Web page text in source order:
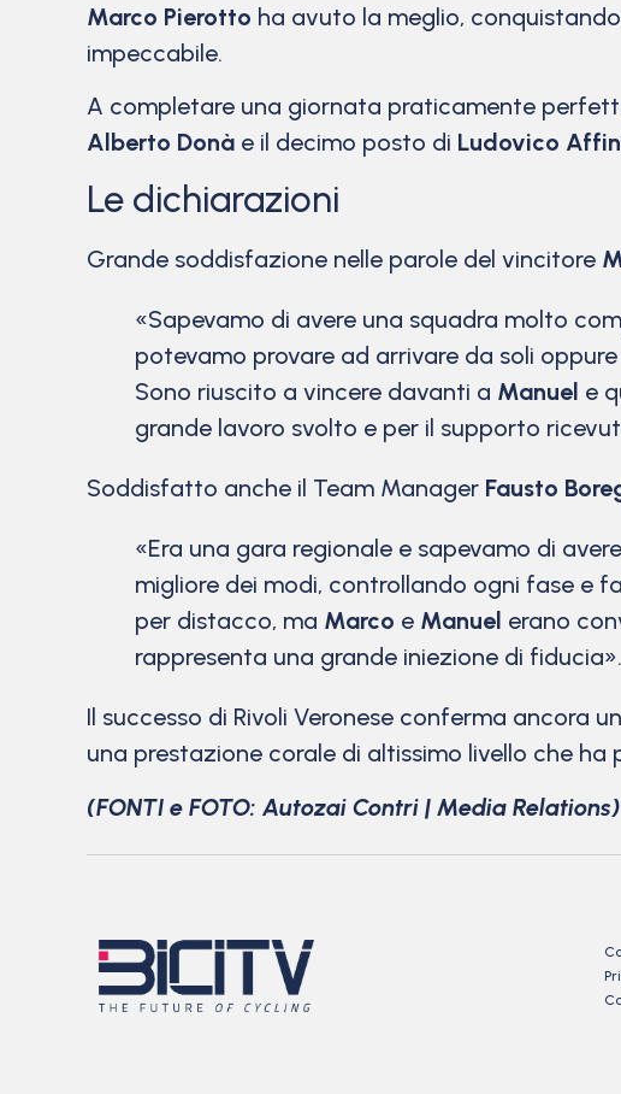
Marco Pierotto ha avuto la meglio,
impeccabile.
A completare una giornata praticamente
Alberto Donà e il decimo posto di Ludovico
Le dichiarazioni
Grande soddisfazione nelle parole del vincitore
«Sapevamo di avere una squadra molto
potevamo provare ad arrivare da soli
Sono riuscito a vincere davanti a Manuel e
grande lavoro svolto e per il supporto
Soddisfatto anche il Team Manager Fausto
«Era una gara regionale e sapevamo di
migliore dei modi, controllando ogni fase e
per distacco, ma Marco e Manuel erano
rappresenta una grande iniezione di fiducia».
Il successo di Rivoli Veronese conferma ancora
una prestazione corale di altissimo livello che
(FONTI e FOTO: Autozai Contri | Media Relations)